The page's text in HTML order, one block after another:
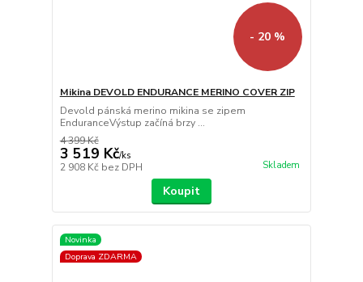
- 20 %
Mikina DEVOLD ENDURANCE MERINO COVER ZIP
Devold pánská merino mikina se zipem
EnduranceVýstup začíná brzy ...
4 399 Kč
3 519 Kč/ks
2 908 Kč bez DPH Skladem
Koupit
Novinka
Doprava ZDARMA